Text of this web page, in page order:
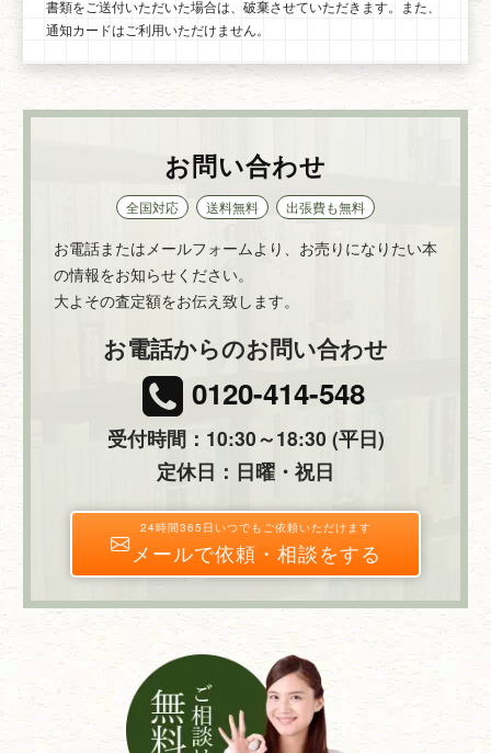
書類をご送付いただいた場合は、破棄させていただきます。また、
通知カードはご利用いただけません。
お問い合わせ
全国対応 送料無料 出張費も無料
お電話またはメールフォームより、お売りになりたい本
の情報をお知らせください。
大よその査定額をお伝え致します。
お電話からのお問い合わせ
0120-414-548
受付時間：10:30～18:30 (平日)
定休日：日曜・祝日
24時間365日いつでもご依頼いただけます
メールで依頼・相談をする